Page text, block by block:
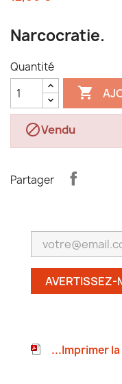
Narcocratie.
Quantité

Vendu
Partager
AVERTISSEZ-
...Imprimer